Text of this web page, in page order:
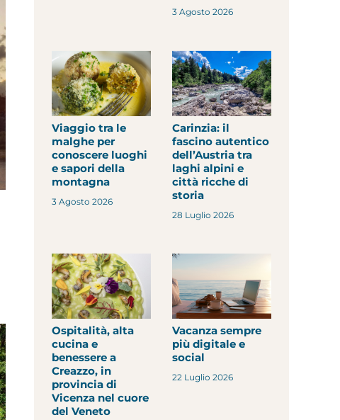
3 Agosto 2026
Viaggio tra le
malghe per
conoscere luoghi
e sapori della
montagna
3 Agosto 2026
Carinzia: il
fascino autentico
dell’Austria tra
laghi alpini e
città ricche di
storia
28 Luglio 2026
Ospitalità, alta
cucina e
benessere a
Creazzo, in
provincia di
Vicenza nel cuore
del Veneto
Vacanza sempre
più digitale e
social
22 Luglio 2026